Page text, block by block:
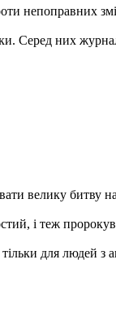
непоправних
Серед них
велику битву
і теж
для людей з